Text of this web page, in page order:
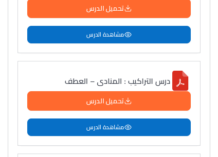
تحميل الدرس
مشاهدة الدرس
درس التراكيب : المنادى – العطف
تحميل الدرس
مشاهدة الدرس